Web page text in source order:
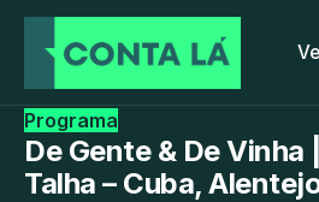
Programa
De Gente & De Vinha
Talha – Cuba,